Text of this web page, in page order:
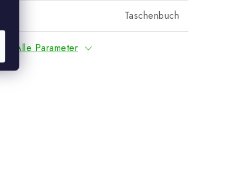
Taschenbuch
Alle Parameter